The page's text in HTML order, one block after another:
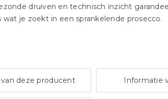
druiven en technisch inzicht
je zoekt in een sprankelende prosecco.
van deze producent Informatie